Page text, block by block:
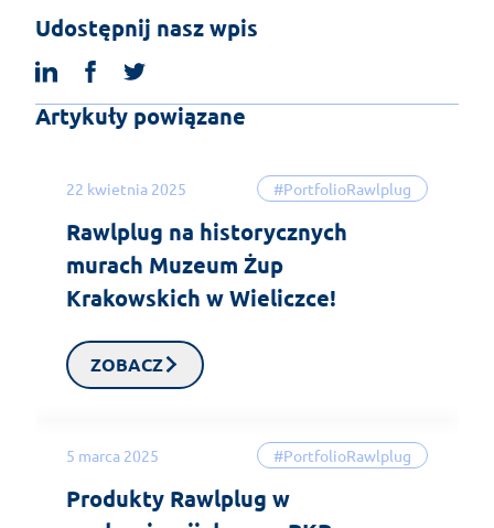
Udostępnij nasz wpis
linkedinfacebook
Artykuły powiązane
22 kwietnia 2025 #PortfolioRawlplug
Rawlplug na historycznych
murach Muzeum Żup
Krakowskich w Wieliczce!
ZOBACZ
5 marca 2025 #PortfolioRawlplug
Produkty Rawlplug w